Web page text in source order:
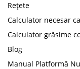
Rețete
Calculator necesar
Calculator grăsime
Blog
Manual Platformă